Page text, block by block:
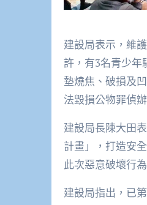
建設局表示，維
許，有3名青少年
墊燒焦、破損及
法毀損公物罪偵
建設局長陳大田
計畫」，打造安
此次惡意破壞行
建設局指出，已